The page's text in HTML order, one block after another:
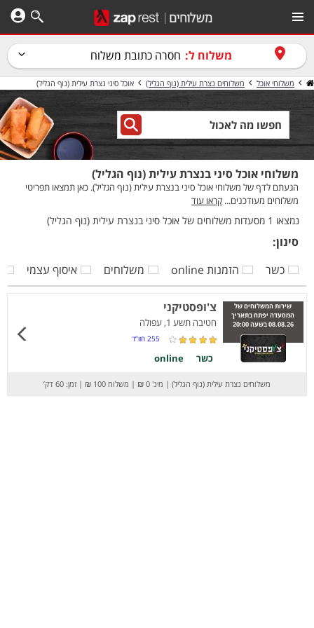
משלוח ל: חסרה כתובת משלוח
משלוחי אוכל משלוחים נצרת עילית (נוף הגליל) אוכל סיני נצרת עילית (נוף הגליל)
משלוחי אוכל סיני בנצרת עילית (נוף הגליל)
הגעתם לדף של משלוחי אוכל סיני בנצרת עילית (נוף הגליל). כאן תמצאו תפריטי
משלוחים מעודכנים... קראו עוד
נמצאו 1 מסעדות משלוחים של אוכל סיני בנצרת עילית (נוף הגליל)
סינון:
כשר
הזמנות online משלוחים איסוף עצמי
שירות המשלוחים של
המסעדה יפתח בתאריך
08.08.26 בשעה 20:00
צ'ופסטיקני
חטיבה תשע 1, עפולה
255 חוו”ד
כשר online
משלוחים נצרת עילית (נוף הגליל) | מינ' 0 ₪ | משלוח 100 ₪ | זמן: 60 דק’